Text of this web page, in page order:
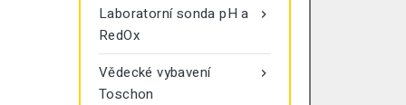

Laboratorní sonda pH a
RedOx

Vědecké vybavení
Toschon